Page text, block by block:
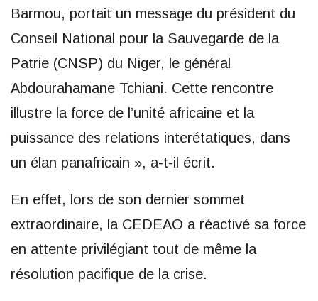
Barmou, portait un message du président du
Conseil National pour la Sauvegarde de la
Patrie (CNSP) du Niger, le général
Abdourahamane Tchiani. Cette rencontre
illustre la force de l’unité africaine et la
puissance des relations interétatiques, dans
un élan panafricain », a-t-il écrit.
En effet, lors de son dernier sommet
extraordinaire, la CEDEAO a réactivé sa force
en attente privilégiant tout de même la
résolution pacifique de la crise.